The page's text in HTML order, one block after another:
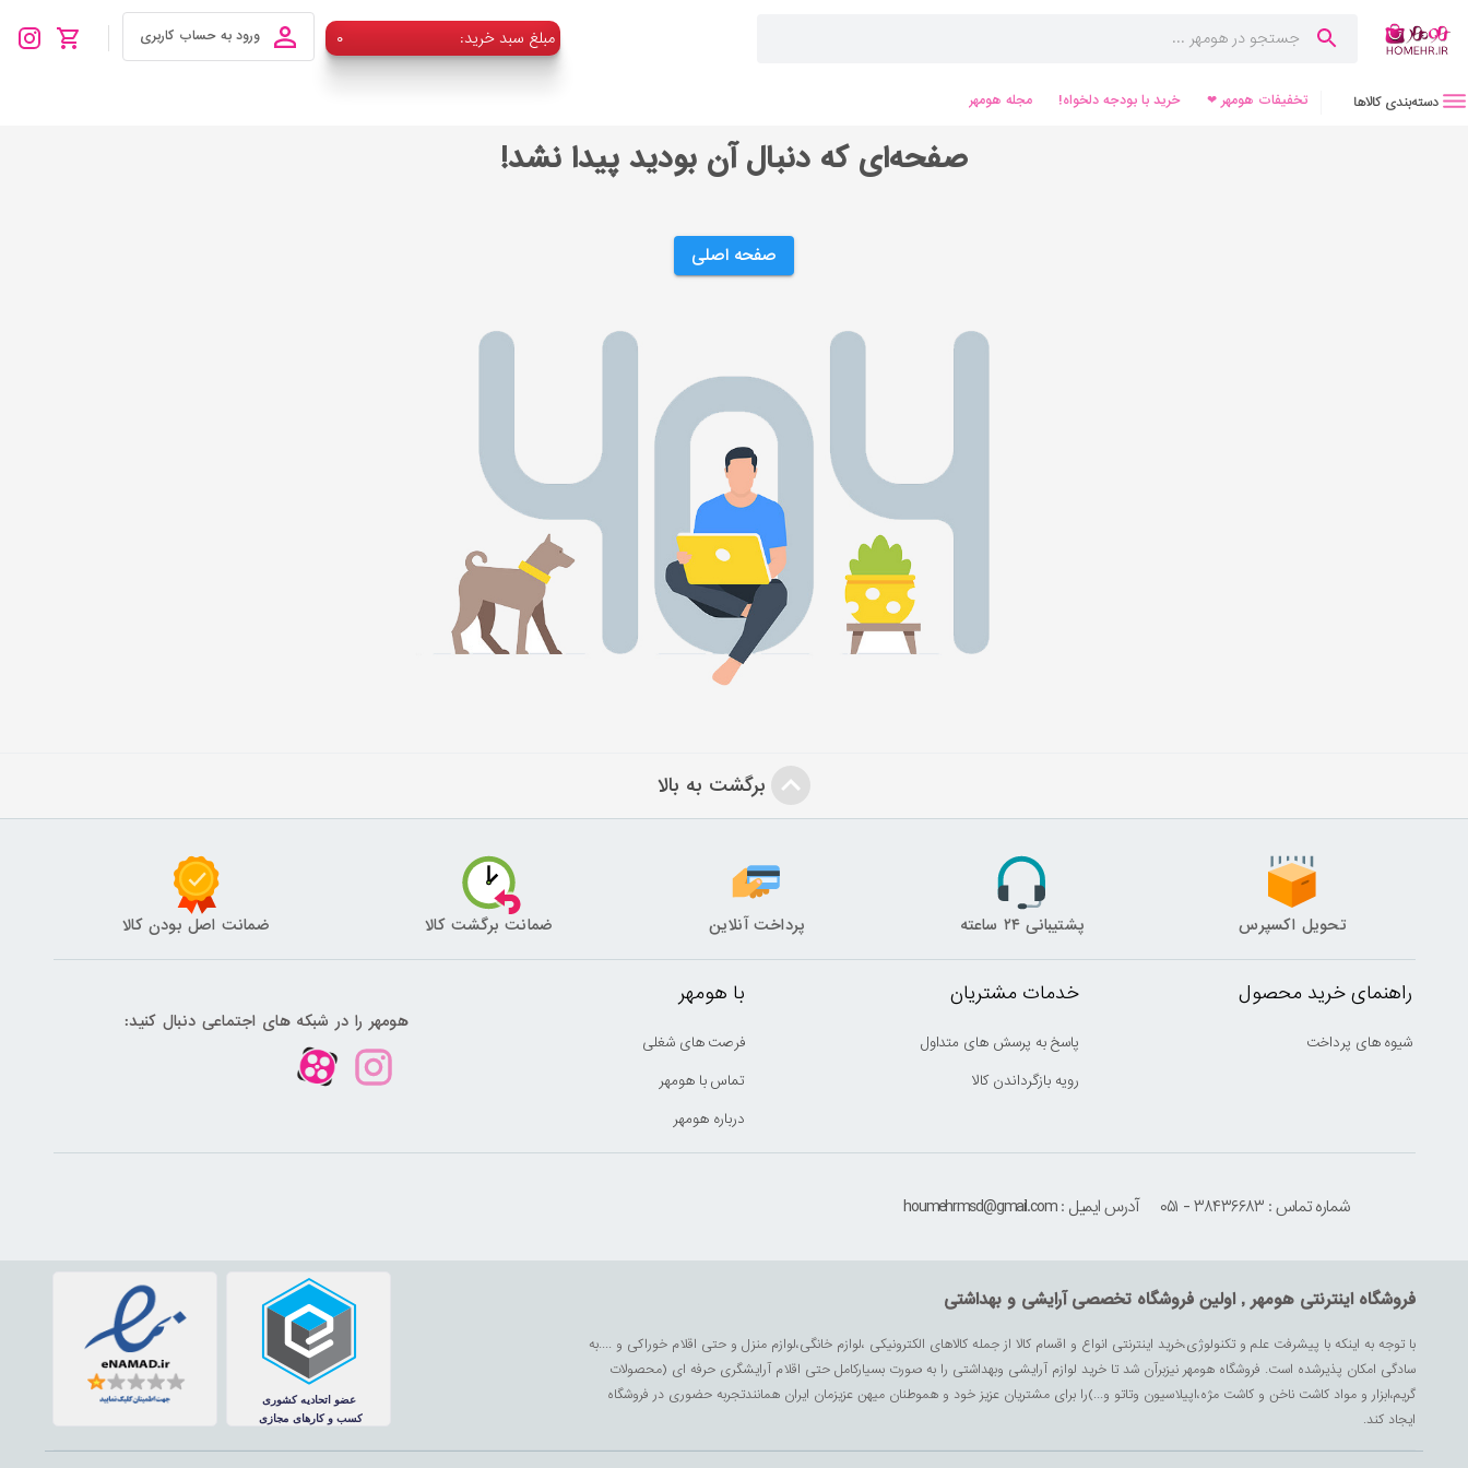
۰ :مبلغ سبد خرید ورود به حساب کاربری
دسته‌بندی کالاها تخفیفات هومهر ❤ خرید با بودجه دلخواه! مجله هومهر
صفحه‌ای که دنبال آن بودید پیدا نشد!
صفحه اصلی
برگشت به بالا
تحویل اکسپرس پشتیبانی ۲۴ ساعته پرداخت آنلاین ضمانت برگشت کالا ضمانت اصل بودن کالا
راهنمای خرید محصول
شیوه های پرداخت
خدمات مشتریان
پاسخ به پرسش های متداول
رویه بازگرداندن کالا
با هومهر
فرصت های شغلی
تماس با هومهر
درباره هومهر
هومهر را در شبکه های اجتماعی دنبال کنید:
شماره تماس : ۳۸۴۳۶۶۸۳ - ۰۵۱ آدرس ایمیل : houmehrmsd@gmail.com
فروشگاه اینترنتی هومهر , اولین فروشگاه تخصصی آرایشی و بهداشتی
با توجه به اینکه با پیشرفت علم و تکنولوژی،خرید اینترنتی انواع و اقسام کالا از جمله کالاهای الکترونیکی ،لوازم خانگی،لوازم منزل و حتی اقلام خوراکی و ....به
سادگی امکان پذیرشده است. فروشگاه هومهر نیزبرآن شد تا خرید لوازم آرایشی وبهداشتی را به صورت بسیارکامل حتی اقلام آرایشگری حرفه ای (محصولات
گریم،ابزار و مواد کاشت ناخن و کاشت مژه،اپیلاسیون وتاتو و...)را برای مشتریان عزیز خود و هموطنان میهن عزیزمان ایران همانندتجربه حضوری در فروشگاه
ایجاد کند.